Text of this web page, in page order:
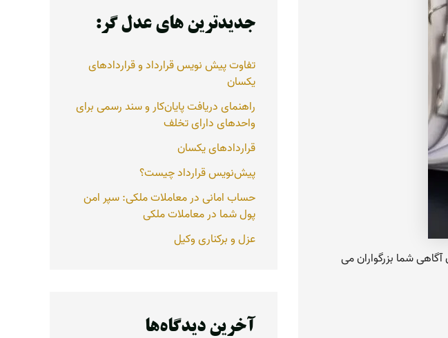
شما بزرگواران می
اجدیدترین های عدل گر:
تفاوت پیش نویس قرارداد و قراردادهای
یکسان
راهنمای دریافت پایان‌کار و سند رسمی برای
واحدهای دارای تخلف
قراردادهای یکسان
پیش‌نویس قرارداد چیست؟
حساب امانی در معاملات ملکی: سپر امن
پول شما در معاملات ملکی
عزل و برکناری وکیل
آخرین دیدگاه‌ها